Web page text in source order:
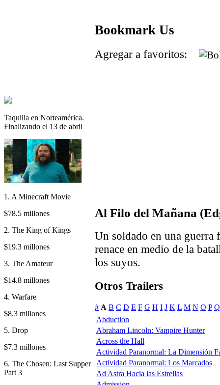
Taquilla en Norteamérica.
Finalizando el 13 de abril
1. A Minecraft Movie
$78.5 millones
2. The King of Kings
$19.3 millones
3. The Amateur
$14.8 millones
4. Warfare
$8.3 millones
5. Drop
$7.3 millones
6. The Chosen: Last Supper
Part 3
Bookmark Us
Agregar a favoritos:
Al Filo del Mañana
Un soldado en una guerra
renace en medio de la
los suyos.
Otros Trailers
# A B C D E F G H I J K L M N O P Q
Abduction
Abraham Lincoln: Vampire Hunter
Across the Hall
Actividad Paranormal: La Dimensión
Actividad Paranormal: Los Marcados
Ad Astra Hacia las Estrellas